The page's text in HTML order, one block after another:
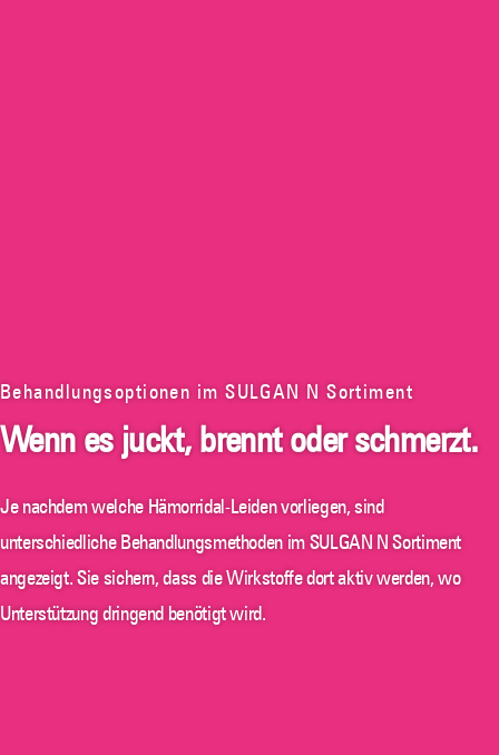
Behandlungsoptionen im SULGAN N Sortiment
Wenn es juckt, brennt oder schmerzt.
Je nachdem welche Hämorridal-Leiden vorliegen, sind
unterschiedliche Behandlungsmethoden im SULGAN N Sortiment
angezeigt. Sie sichern, dass die Wirkstoffe dort aktiv werden, wo
Unterstützung dringend benötigt wird.